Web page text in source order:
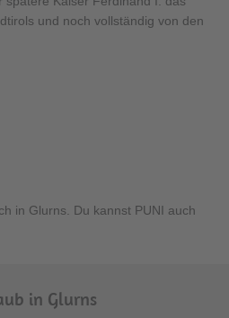
und noch vollständig von den
in Glurns. Du kannst PUNI auch
in Glurns